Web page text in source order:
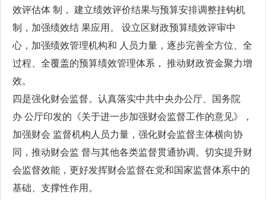
效评估体 制， 建立绩效评价结果与预算安排调整挂钩机
制，加强绩效结 果应用。 设立区财政预算绩效评审中
心，加强绩效管理机构和 人员力量，逐步完善全方位、全
过程、全覆盖的预算绩效管理体系， 推动财政资金聚力增
效。
四是强化财会监督。认真落实中共中央办公厅、国务院
办 公厅印发的《关于进一步加强财会监督工作的意见》，
加强财会 监督机构人员力量，强化财会监督主体横向协
同，推动财会监 督与其他各类监督贯通协调。切实提升财
会监督效能，更好发挥财会监督在党和国家监督体系中的
基础、支撑性作用。